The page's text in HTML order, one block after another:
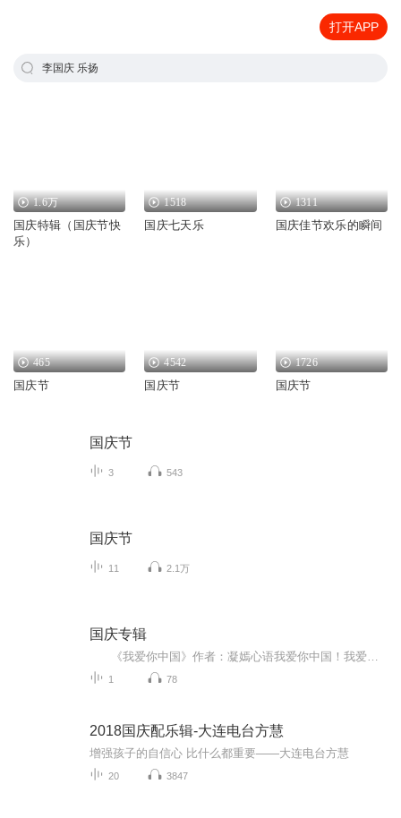
打开APP
李国庆 乐扬
1.6万
国庆特辑（国庆节快
乐）
1518
国庆七天乐
1311
国庆佳节欢乐的瞬间
465
国庆节
4542
国庆节
1726
国庆节
国庆节
3 543
国庆节
11 2.1万
国庆专辑
1 78
2018国庆配乐辑-大连电台方慧
增强孩子的自信心 比什么都重要——大连电台方慧
20 3847